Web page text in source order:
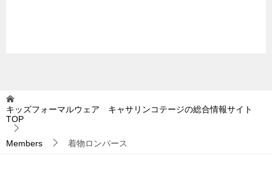
キッズフォーマルウェア キャサリンコテージの総合情報サイト
TOP
Members 着物ロンパース